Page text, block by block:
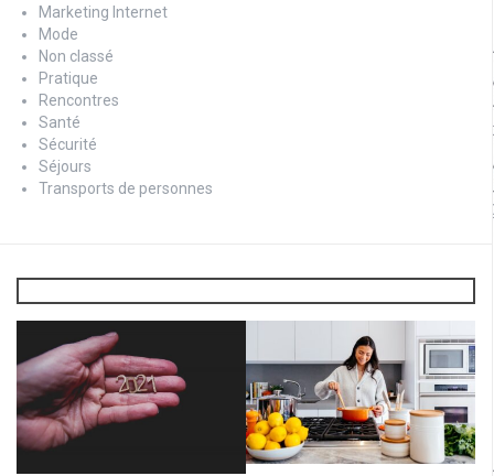
Marketing Internet
Mode
Non classé
Pratique
Rencontres
Santé
Sécurité
Séjours
Transports de personnes